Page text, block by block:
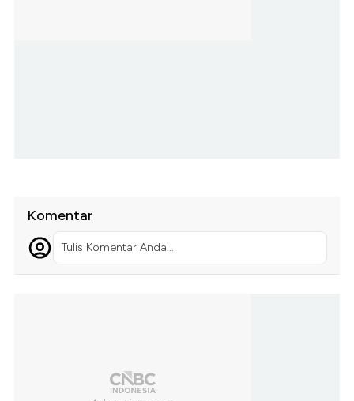
Komentar
Tulis Komentar Anda...